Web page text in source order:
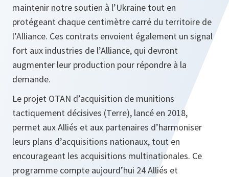
maintenir notre soutien à l’Ukraine tout en
protégeant chaque centimètre carré du territoire de
l’Alliance. Ces contrats envoient également un signal
fort aux industries de l’Alliance, qui devront
augmenter leur production pour répondre à la
demande.
Le projet OTAN d’acquisition de munitions
tactiquement décisives (Terre), lancé en 2018,
permet aux Alliés et aux partenaires d’harmoniser
leurs plans d’acquisitions nationaux, tout en
encourageant les acquisitions multinationales. Ce
programme compte aujourd’hui 24 Alliés et